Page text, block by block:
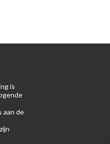
is
aan de